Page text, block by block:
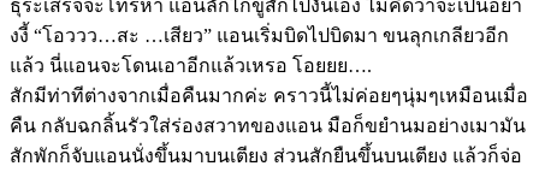
ธุระเสร็จจะโทรหา แอนลักไก่ขู่สักไปงั้นเอง ไม่คิดว่าจะเป็นอย่า
งงี้ “โอววว…สะ …เสียว” แอนเริ่มบิดไปบิดมา ขนลุกเกลียวอีก
แล้ว นี่แอนจะโดนเอาอีกแล้วเหรอ โอยยย….
สักมีท่าทีต่างจากเมื่อคืนมากค่ะ คราวนี้ไม่ค่อยๆนุ่มๆเหมือนเมื่อ
คืน กลับฉกลิ้นรัวใส่ร่องสวาทของแอน มือก็ขยำนมอย่างเมามัน
สักพักก็จับแอนนั่งขึ้นมาบนเตียง ส่วนสักยืนขึ้นบนเตียง แล้วก็จ่อ